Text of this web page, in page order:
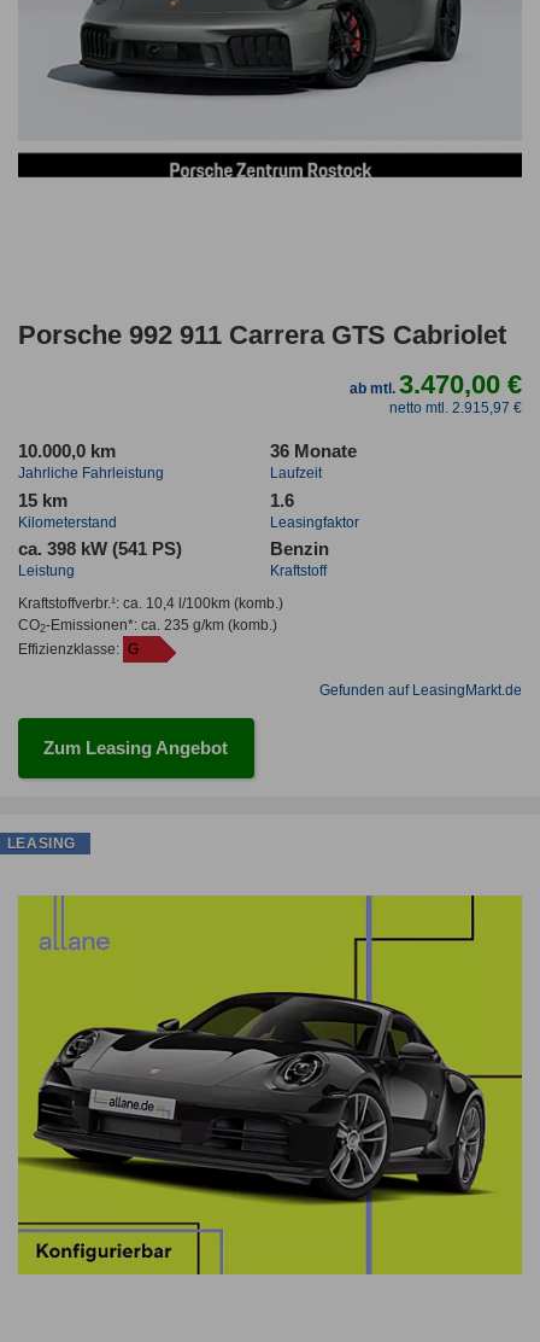
Porsche 992 911 Carrera GTS Cabriolet
ab mtl.3.470,00 €
netto mtl. 2.915,97 €
10.000,0 km
Jahrliche Fahrleistung
36 Monate
Laufzeit
15 km
Kilometerstand
1.6
Leasingfaktor
ca. 398 kW (541 PS)
Leistung
Benzin
Kraftstoff
Kraftstoffverbr.¹: ca. 10,4 l/100km(komb.)
CO2-Emissionen*: ca. 235 g/km(komb.)
Effizienzklasse: G
Gefunden auf LeasingMarkt.de
Zum Leasing Angebot
LEASING